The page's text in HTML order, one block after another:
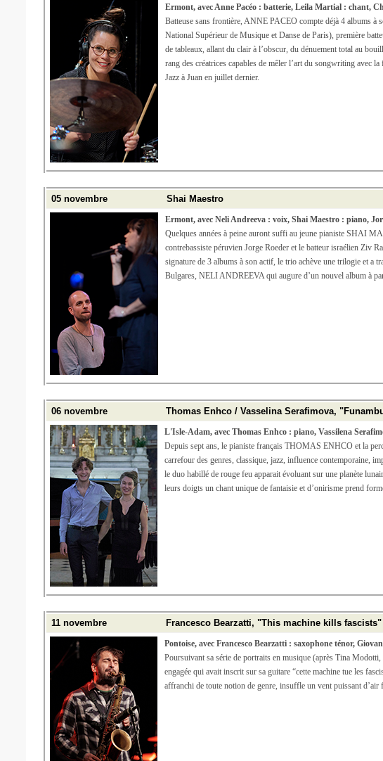
Ermont, avec Anne Pacéo : batterie, Leila Martial : chant,
Batteuse sans frontière, ANNE PACEO compte déjà 4 albums à
National Supérieur de Musique et Danse de Paris), première
de tableaux, allant du clair à l’obscur, du dénuement total au
rang des créatrices capables de mêler l’art du songwriting avec
Jazz à Juan en juillet dernier.
05 novembre Shai Maestro
Ermont, avec Neli Andreeva : voix, Shai Maestro : piano,
Quelques années à peine auront suffi au jeune pianiste SHAI
contrebassiste péruvien Jorge Roeder et le batteur israélien Ziv
signature de 3 albums à son actif, le trio achève une trilogie et a
Bulgares, NELI ANDREEVA qui augure d’un nouvel album à
06 novembre Thomas Enhco / Vasselina Serafimova,
L'Isle-Adam, avec Thomas Enhco : piano, Vassilena
Depuis sept ans, le pianiste français THOMAS ENHCO et la
carrefour des genres, classique, jazz, influence contemporaine,
le duo habillé de rouge feu apparait évoluant sur une planète
leurs doigts un chant unique de fantaisie et d’onirisme prend
11 novembre Francesco Bearzatti, "This machine kills fascists"
Pontoise, avec Francesco Bearzatti : saxophone ténor,
Poursuivant sa série de portraits en musique (après Tina
engagée qui avait inscrit sur sa guitare “cette machine tue les
affranchi de toute notion de genre, insuffle un vent puissant d’air